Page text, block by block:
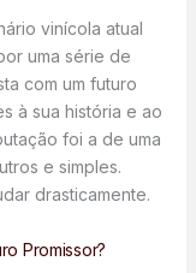
vinícola atual
uma série de
com um futuro
à sua história e ao
foi a de uma
e simples.
drasticamente.
Promissor?